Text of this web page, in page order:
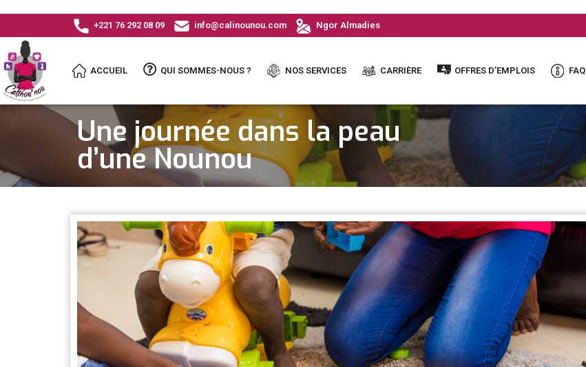
+221 76 292 08 09 info@calinounou.com Ngor Almadies
ACCUEIL QUI SOMMES-NOUS ? NOS SERVICES CARRIÈRE OFFRES D’EMPLOIS FAQ
Une journée dans la peau
d’une Nounou